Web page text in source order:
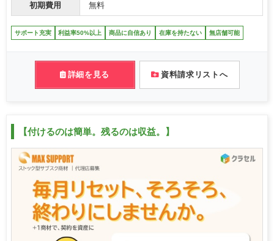
初期費用 無料
サポート充実 利益率50%以上 商品に自信あり 在庫を持たない 無店舗可能
詳細を見る 資料請求リストへ
【付けるのは簡単。残るのは収益。】